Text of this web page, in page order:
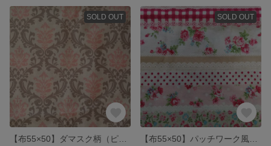
SOLD OUT SOLD OUT